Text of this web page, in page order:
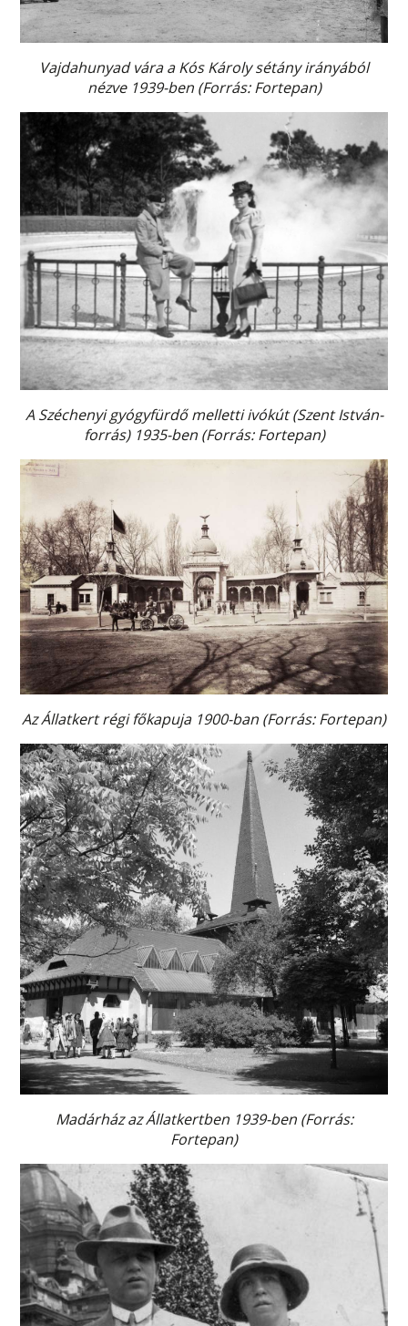
Vajdahunyad vára a Kós Károly sétány irányából
nézve 1939-ben (Forrás: Fortepan)
A Széchenyi gyógyfürdő melletti ivókút (Szent István-
forrás) 1935-ben (Forrás: Fortepan)
Az Állatkert régi főkapuja 1900-ban (Forrás: Fortepan)
Madárház az Állatkertben 1939-ben (Forrás:
Fortepan)